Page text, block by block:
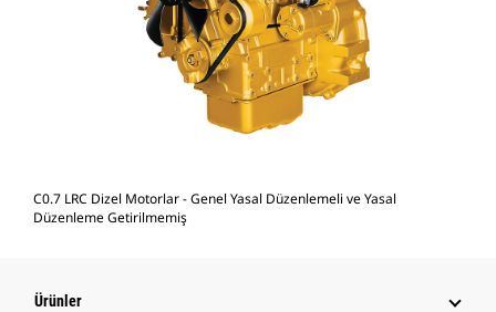
C0.7 LRC Dizel Motorlar - Genel Yasal Düzenlemeli ve Yasal
Düzenleme Getirilmemiş
Ürünler